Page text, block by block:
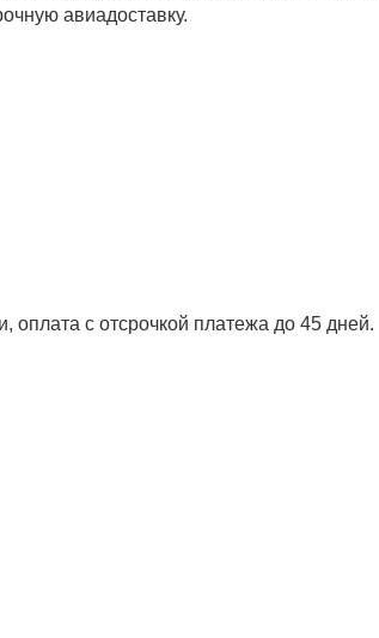
авиадоставку.
оплата с отсрочкой платежа до 45 дней.